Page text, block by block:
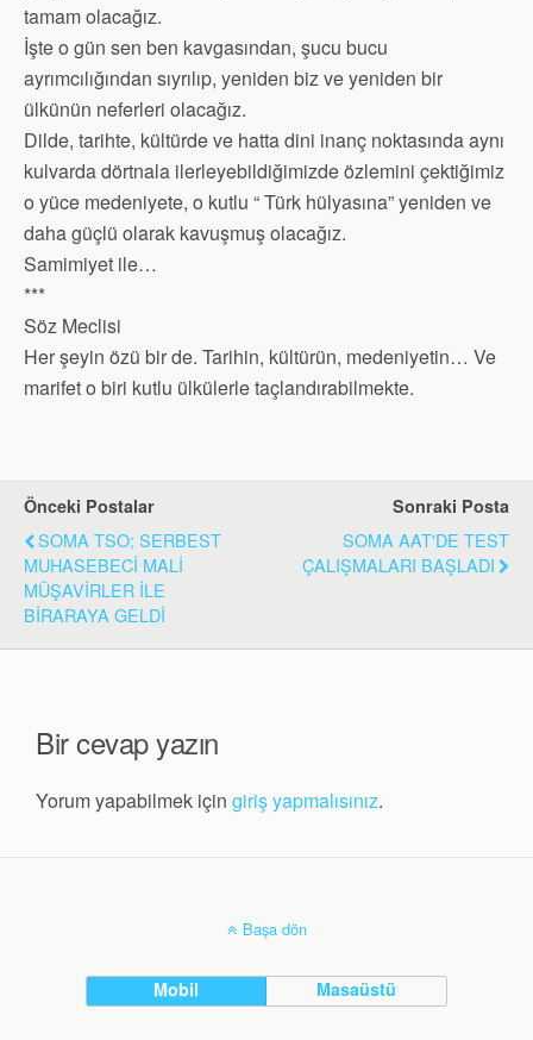
tamam olacağız.
İşte o gün sen ben kavgasından, şucu bucu
ayrımcılığından sıyrılıp, yeniden biz ve yeniden bir
ülkünün neferleri olacağız.
Dilde, tarihte, kültürde ve hatta dini inanç noktasında aynı
kulvarda dörtnala ilerleyebildiğimizde özlemini çektiğimiz
o yüce medeniyete, o kutlu “ Türk hülyasına” yeniden ve
daha güçlü olarak kavuşmuş olacağız.
Samimiyet ile…
***
Söz Meclisi
Her şeyin özü bir de. Tarihin, kültürün, medeniyetin… Ve
marifet o biri kutlu ülkülerle taçlandırabilmekte.
Önceki Postalar
SOMA TSO; SERBEST
MUHASEBECİ MALİ
MÜŞAVİRLER İLE
BİRARAYA GELDİ
Sonraki Posta
SOMA AAT'DE TEST
ÇALIŞMALARI BAŞLADI
Bir cevap yazın
Yorum yapabilmek için giriş yapmalısınız.
Başa dön
Mobil Masaüstü